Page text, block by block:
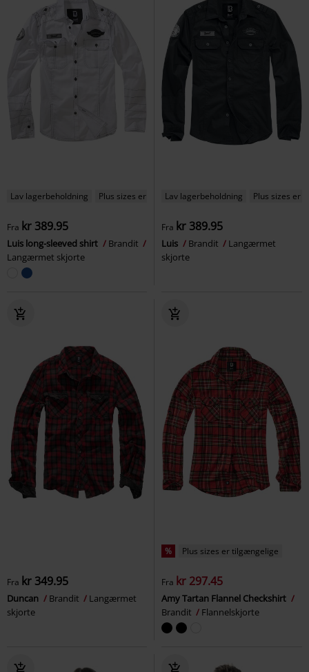
Lav lagerbeholdning Plus sizes er tilgængelige
Fra kr 389.95
Luis long-sleeved shirt
Brandit
Langærmet skjorte
Lav lagerbeholdning Plus sizes er
Fra kr 389.95
Luis Brandit
Langærmet
skjorte
Fra kr 349.95
Duncan Brandit
Langærmet
skjorte
% Plus sizes er tilgængelige
Fra kr 297.45
Amy Tartan Flannel Checkshirt
Brandit
Flannelskjorte